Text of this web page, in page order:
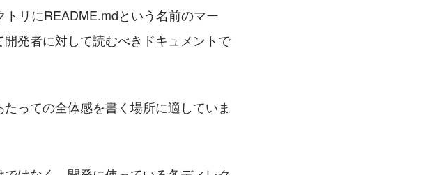
リにREADME.mdという名前のマー
発者に対して読むべきドキュメントで
っての全体感を書く場所に適していま